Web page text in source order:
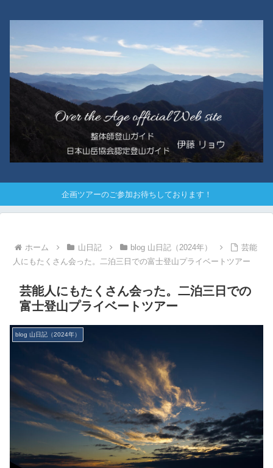
企画ツアーのご参加お待ちしております！
ホーム 山日記 blog 山日記（2024年）
芸能
人にもたくさん会った。二泊三日での富士登山プライベートツアー
芸能人にもたくさん会った。二泊三日での
富士登山プライベートツアー
blog 山日記（2024年）